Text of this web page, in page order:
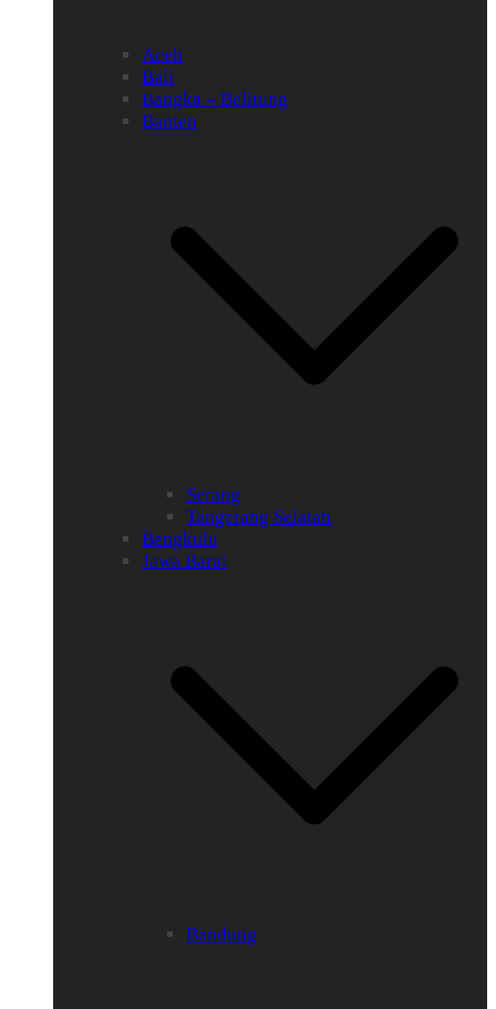
Aceh
Bali
Bangka – Belitung
Banten
Serang
Tangerang Selatan
Bengkulu
Jawa Barat
Bandung